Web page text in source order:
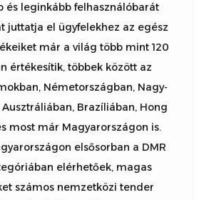
és leginkább felhasználóbarát
juttatja el ügyfelekhez az egész
már a világ több mint 120
értékesítik, többek között az
Németországban, Nagy-
Brazíliában, Hong
most már Magyarországon is.
elsősorban a DMR
elérhetőek, magas
számos nemzetközi tender